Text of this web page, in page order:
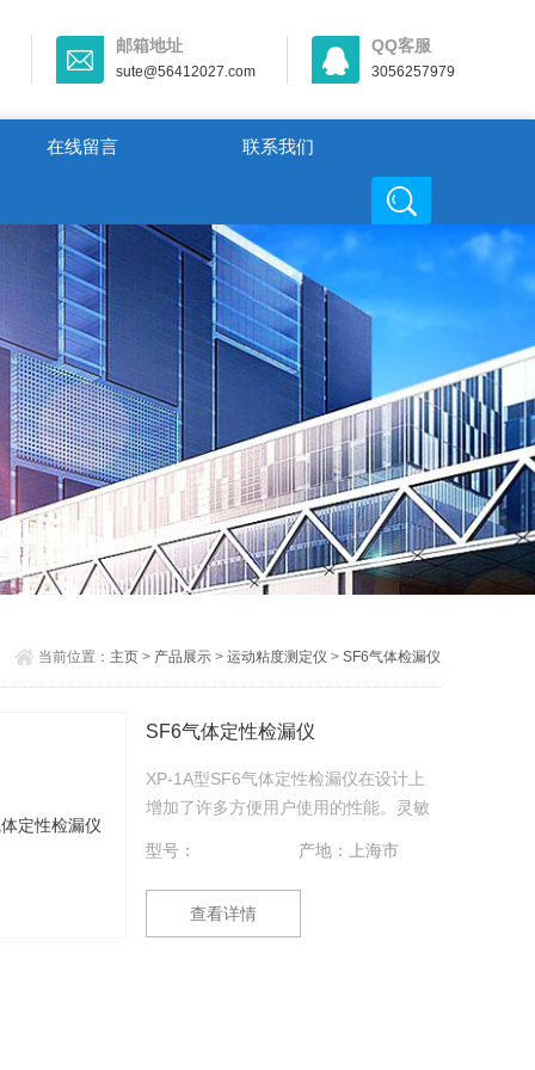
邮箱地址
sute@56412027.com
QQ客服
3056257979
在线留言 联系我们
当前位置： 主页> 产品展示> 运动粘度测定仪 > SF6气体检漏仪
SF6气体定性检漏仪
XP-1A型SF6气体定性检漏仪在设计上
增加了许多方便用户使用的性能。灵敏
级增加 64倍的灵敏度；*的三色发光二
极管把渐进的及广范围的泄漏大小的指
示出来；指示灵敏度的等级；并提供有
型号： 产地：上海市
查看详情